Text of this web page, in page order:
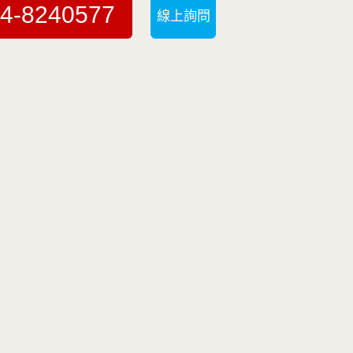
8240577 線上詢問